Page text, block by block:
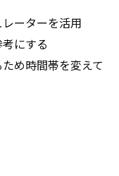
ーターを活用
にする
め時間帯を変えて